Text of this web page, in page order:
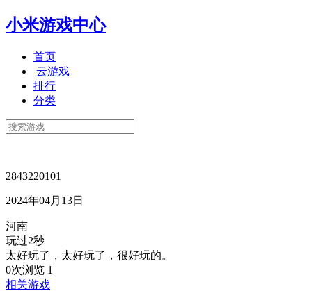
小米游戏中心
首页
云游戏
排行
分类
2843220101
2024年04月13日
河南
玩过2秒
太好玩了，太好玩了，很好玩的。
0次浏览 1
相关游戏